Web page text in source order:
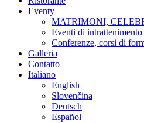
Eventy
MATRIMONI,
Eventi di
Conferenze, corsi di
Galleria
Contatto
Italiano
English
Slovenčina
Deutsch
Español